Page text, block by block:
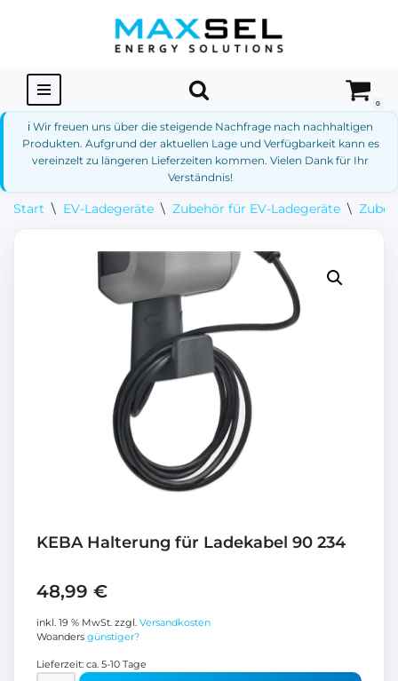
springen
0
ℹ️ Wir freuen uns über die steigende Nachfrage nach nachhaltigen
Produkten. Aufgrund der aktuellen Lage und Verfügbarkeit kann es
vereinzelt zu längeren Lieferzeiten kommen. Vielen Dank für Ihr
Verständnis!
Start \ EV-Ladegeräte \ Zubehör für EV-Ladegeräte \
KEBA Halterung für Ladekabel 90 234
48,99 €
inkl. 19 % MwSt. zzgl. Versandkosten
Woanders günstiger?
Lieferzeit: ca. 5-10 Tage